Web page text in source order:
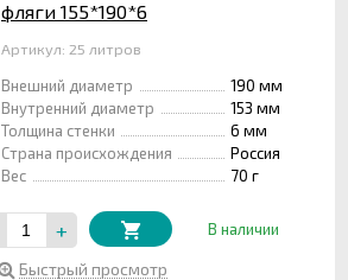
фляги 155*190*6
Артикул: 25 литров
Внешний диаметр
190 мм
Внутренний диаметр
153 мм
Толщина стенки
6 мм
Страна происхождения
Россия
Вес
70 г
+ В наличии
Быстрый просмотр